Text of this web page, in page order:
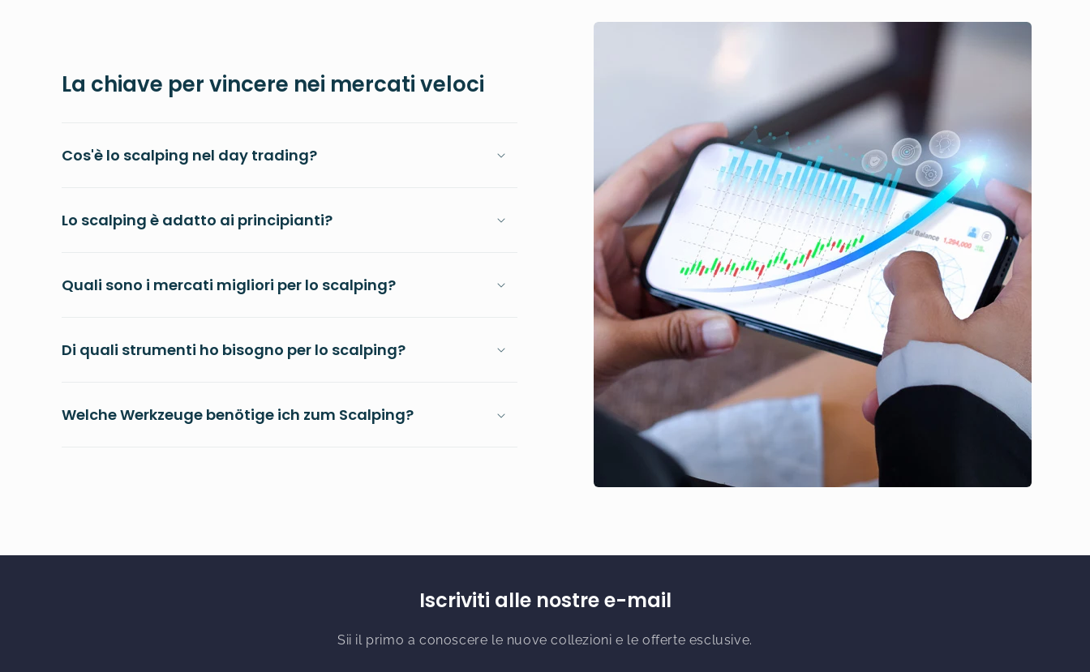
La chiave per vincere nei mercati veloci
Cos'è lo scalping nel day trading?
Lo scalping è adatto ai principianti?
Quali sono i mercati migliori per lo scalping?
Di quali strumenti ho bisogno per lo scalping?
Welche Werkzeuge benötige ich zum Scalping?
Iscriviti alle nostre e-mail
Sii il primo a conoscere le nuove collezioni e le offerte esclusive.